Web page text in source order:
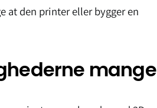
at den printer eller bygger en
mange